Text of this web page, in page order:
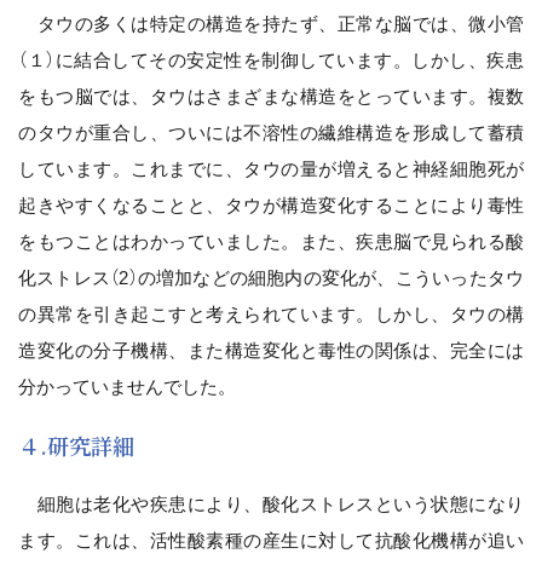
タウの多くは特定の構造を持たず、正常な脳では、微小管
（１）に結合してその安定性を制御しています。しかし、疾患
をもつ脳では、タウはさまざまな構造をとっています。複数
のタウが重合し、ついには不溶性の繊維構造を形成して蓄積
しています。これまでに、タウの量が増えると神経細胞死が
起きやすくなることと、タウが構造変化することにより毒性
をもつことはわかっていました。また、疾患脳で見られる酸
化ストレス（2）の増加などの細胞内の変化が、こういったタウ
の異常を引き起こすと考えられています。しかし、タウの構
造変化の分子機構、また構造変化と毒性の関係は、完全には
分かっていませんでした。
４.研究詳細
細胞は老化や疾患により、酸化ストレスという状態になり
ます。これは、活性酸素種の産生に対して抗酸化機構が追い